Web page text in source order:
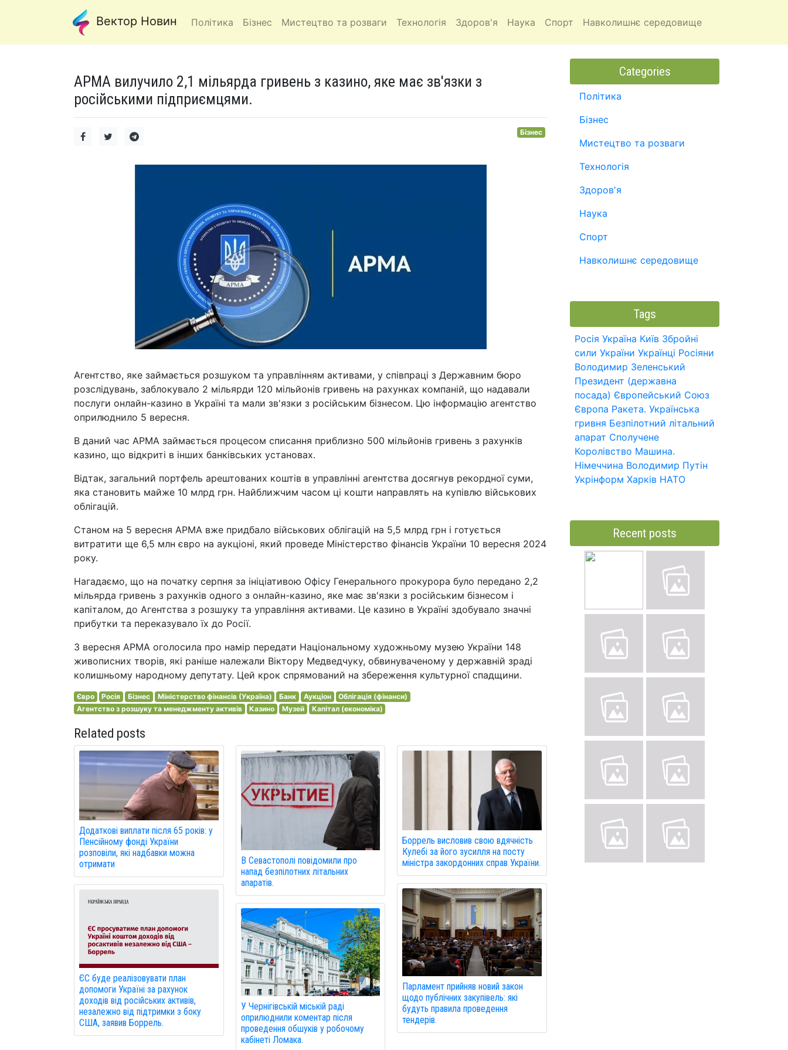
Вектор Новин Політика Бізнес Мистецтво та розваги Технологія Здоров'я Наука Спорт Навколишнє середовище
АРМА вилучило 2,1 мільярда гривень з казино, яке має зв'язки з
російськими підприємцями.
Бізнес
Агентство, яке займається розшуком та управлінням активами, у співпраці з Державним бюро
розслідувань, заблокувало 2 мільярди 120 мільйонів гривень на рахунках компаній, що надавали
послуги онлайн-казино в Україні та мали зв'язки з російським бізнесом. Цю інформацію агентство
оприлюднило 5 вересня.
В даний час АРМА займається процесом списання приблизно 500 мільйонів гривень з рахунків
казино, що відкриті в інших банківських установах.
Відтак, загальний портфель арештованих коштів в управлінні агентства досягнув рекордної суми,
яка становить майже 10 млрд грн. Найближчим часом ці кошти направлять на купівлю військових
облігацій.
Станом на 5 вересня АРМА вже придбало військових облігацій на 5,5 млрд грн і готується
витратити ще 6,5 млн євро на аукціоні, який проведе Міністерство фінансів України 10 вересня 2024
року.
Нагадаємо, що на початку серпня за ініціативою Офісу Генерального прокурора було передано 2,2
мільярда гривень з рахунків одного з онлайн-казино, яке має зв'язки з російським бізнесом і
капіталом, до Агентства з розшуку та управління активами. Це казино в Україні здобувало значні
прибутки та переказувало їх до Росії.
3 вересня АРМА оголосила про намір передати Національному художньому музею України 148
живописних творів, які раніше належали Віктору Медведчуку, обвинуваченому у державній зраді
колишньому народному депутату. Цей крок спрямований на збереження культурної спадщини.
Євро Росія Бізнес Міністерство фінансів (Україна) Банк Аукціон
Облігація (фінанси)
Агентство з розшуку та менеджменту активів
Казино Музей Капітал (економіка)
Related posts
Додаткові виплати після 65 років: у
Пенсійному фонді України
розповіли, які надбавки можна
отримати
ЄС буде реалізовувати план
допомоги Україні за рахунок
доходів від російських активів,
незалежно від підтримки з боку
США, заявив Боррель.
В Севастополі повідомили про
напад безпілотних літальних
апаратів.
У Чернігівській міській раді
оприлюднили коментар після
проведення обшуків у робочому
кабінеті Ломака.
Боррель висловив свою вдячність
Кулебі за його зусилля на посту
міністра закордонних справ України.
Парламент прийняв новий закон
щодо публічних закупівель: які
будуть правила проведення
тендерів.
Categories
Політика
Бізнес
Мистецтво та розваги
Технологія
Здоров'я
Наука
Спорт
Навколишнє середовище
Tags
Росія Україна Київ Збройні
сили України Українці Росіяни
Володимир Зеленський
Президент (державна
посада) Європейський Союз
Європа Ракета. Українська
гривня Безпілотний літальний
апарат Сполучене
Королівство Машина.
Німеччина Володимир Путін
Укрінформ Харків НАТО
Recent posts